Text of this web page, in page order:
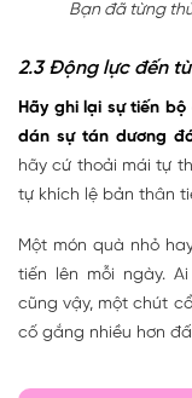
Bạn đã từng
2.3 Động lực đến
Hãy ghi lại sự tiến
dán sự tán dương
hãy cứ thoải mái tự
tự khích lệ bản thân
Một món quà nhỏ
tiến lên mỗi ngày.
cũng vậy, một chút
cố gắng nhiều hơn